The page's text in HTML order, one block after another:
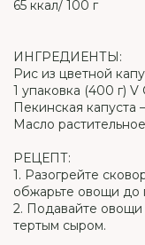
65 ккал/ 100 г
ИНГРЕДИЕНТЫ:
Рис из цветной
1 упаковка (400 г)
Пекинская капуста
Масло растительное
РЕЦЕПТ:
1. Разогрейте
обжарьте овощи до
2. Подавайте овощи
тертым сыром.